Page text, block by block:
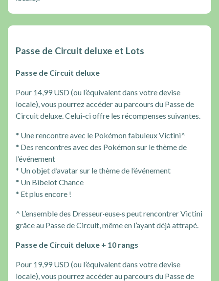
Passe de Circuit deluxe et Lots
Passe de Circuit deluxe
Pour 14,99 USD (ou l’équivalent dans votre devise
locale), vous pourrez accéder au parcours du Passe de
Circuit deluxe. Celui-ci offre les récompenses suivantes.
* Une rencontre avec le Pokémon fabuleux Victini^
* Des rencontres avec des Pokémon sur le thème de
l’événement
* Un objet d’avatar sur le thème de l’événement
* Un Bibelot Chance
* Et plus encore !
^ L’ensemble des Dresseur·euse·s peut rencontrer Victini
grâce au Passe de Circuit, même en l’ayant déjà attrapé.
Passe de Circuit deluxe + 10 rangs
Pour 19,99 USD (ou l’équivalent dans votre devise
locale), vous pourrez accéder au parcours du Passe de